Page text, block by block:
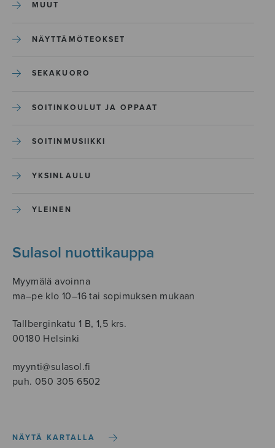
MUUT
NÄYTTÄMÖTEOKSET
SEKAKUORO
SOITINKOULUT JA OPPAAT
SOITINMUSIIKKI
YKSINLAULU
YLEINEN
Sulasol nuottikauppa
Myymälä avoinna
ma–pe klo 10–16 tai sopimuksen mukaan
Tallberginkatu 1 B, 1,5 krs.
00180 Helsinki
myynti@sulasol.fi
puh. 050 305 6502
NÄYTÄ KARTALLA